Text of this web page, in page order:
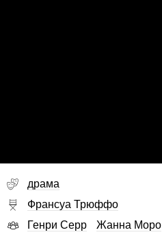
драма
Франсуа Трюффо
Генри Серр
Жанна Моро